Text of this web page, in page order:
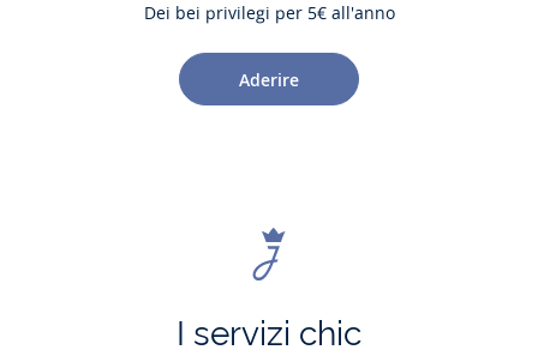
Dei bei privilegi per 5€ all'anno
Aderire
I servizi chic